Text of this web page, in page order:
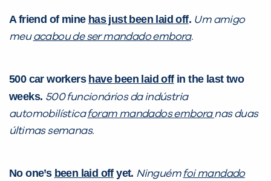
A friend of mine has just been laid off. Um amigo
meuacabou de ser mandado embora.
500 car workers have been laid offin the last two
weeks. 500 funcionários da indústria
automobilísticaforam mandados emboranas duas
últimas semanas.
No one’s been laid offyet. Ninguém foi mandado